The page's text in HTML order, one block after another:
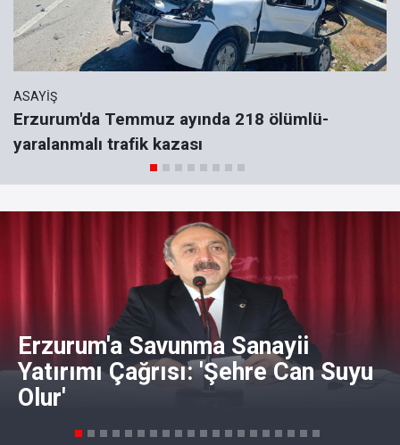
ASAYIŞ
Erzurum'da Temmuz ayında 218 ölümlü-
yaralanmalı trafik kazası
Erzurum'a Savunma Sanayii
Yatırımı Çağrısı: 'Şehre Can Suyu
Olur'